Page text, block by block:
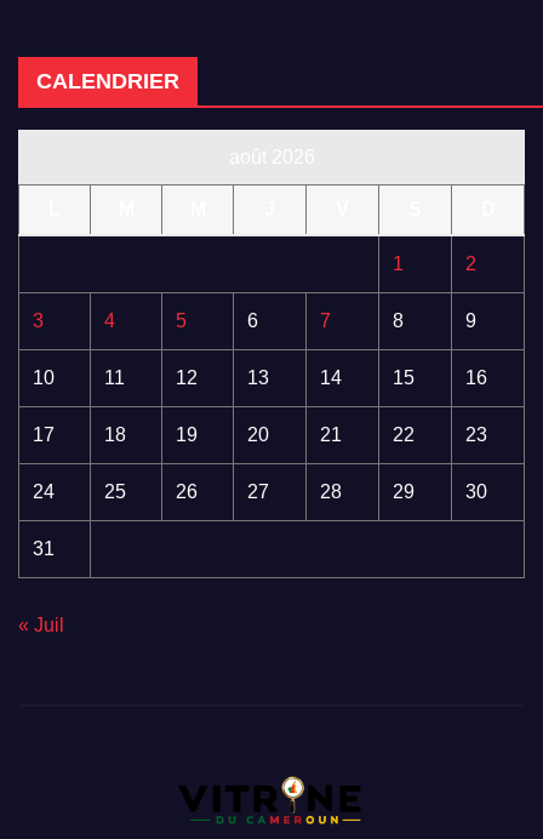
CALENDRIER
1 2
3 4 5 6 7 8 9
10 11 12 13 14 15 16
17 18 19 20 21 22 23
24 25 26 27 28 29 30
31
« Juil